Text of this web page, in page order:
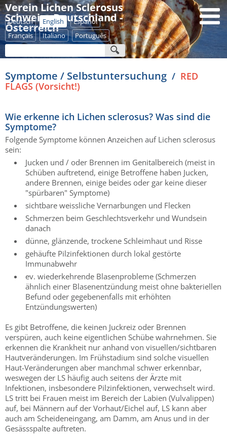
Verein Lichen Sclerosus
Schweiz - Deutschland -
Österreich
Deutsch English
Español
Français
Italiano Português
Symptome / Selbstuntersuchung / RED
FLAGS (Vorsicht!)
Wie erkenne ich Lichen sclerosus? Was sind die
Symptome?
Folgende Symptome können Anzeichen auf Lichen sclerosus
sein:
Jucken und / oder Brennen im Genitalbereich (meist in
Schüben auftretend, einige Betroffene haben Jucken,
andere Brennen, einige beides oder gar keine dieser
"spürbaren" Symptome)
sichtbare weissliche Vernarbungen und Flecken
Schmerzen beim Geschlechtsverkehr und Wundsein
danach
dünne, glänzende, trockene Schleimhaut und Risse
gehäufte Pilzinfektionen durch lokal gestörte
Immunabwehr
ev. wiederkehrende Blasenprobleme (Schmerzen
ähnlich einer Blasenentzündung meist ohne bakteriellen
Befund oder gegebenenfalls mit erhöhten
Entzündungswerten)
Es gibt Betroffene, die keinen Juckreiz oder Brennen
verspüren, auch keine eigentlichen Schübe wahrnehmen. Sie
erkennen die Krankheit nur anhand von visuellen/sichtbaren
Hautveränderungen. Im Frühstadium sind solche visuellen
Haut-Veränderungen aber manchmal schwer erkennbar,
weswegen der LS häufig auch seitens der Ärzte mit
Infektionen, insbesondere Pilzinfektionen, verwechselt wird.
LS tritt bei Frauen meist im Bereich der Labien (Vulvalippen)
auf, bei Männern auf der Vorhaut/Eichel auf, LS kann aber
auch am Scheideneingang, am Damm, am Anus und in der
Gesässspalte auftreten.